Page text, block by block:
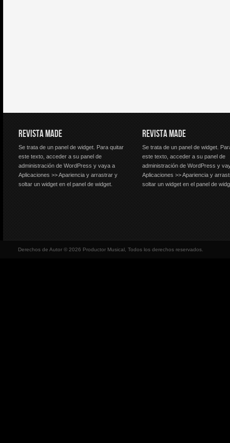
REVISTA MADE
Se trata de un panel de widget. Para quitar
este texto, acceder a su panel de
administración de WordPress y vaya a
Aplicaciones >> Apariencia y arrastrar y
soltar un widget en el panel de widget.
REVISTA MADE
Se trata de un panel de widget.
este texto, acceder a su panel de
administración de WordPress y
Aplicaciones >> Apariencia y
soltar un widget en el panel de
Derechos de Autor © 2026 Productor Musical, Todos los derechos reservados.